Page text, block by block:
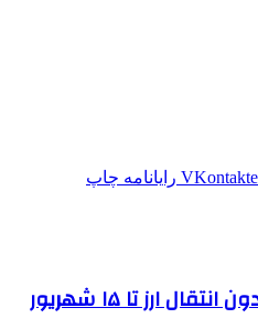
‫VKontakte رایانامه چاپ
ارز تا ۱۵ شهریور